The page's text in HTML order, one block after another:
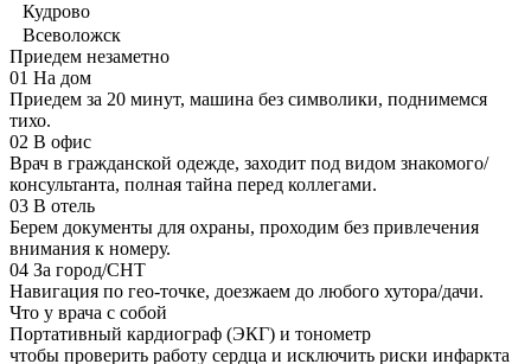
Кудрово
Всеволожск
Приедем незаметно
01 На дом
Приедем за 20 минут, машина без символики, поднимемся
тихо.
02 В офис
Врач в гражданской одежде, заходит под видом знакомого/
консультанта, полная тайна перед коллегами.
03 В отель
Берем документы для охраны, проходим без привлечения
внимания к номеру.
04 За город/СНТ
Навигация по гео-точке, доезжаем до любого хутора/дачи.
Что у врача с собой
Портативный кардиограф (ЭКГ) и тонометр
чтобы проверить работу сердца и исключить риски инфаркта